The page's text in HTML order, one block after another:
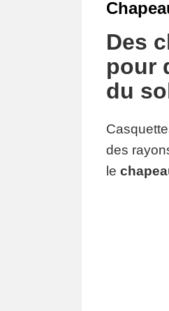
Des
pour
du
des
le